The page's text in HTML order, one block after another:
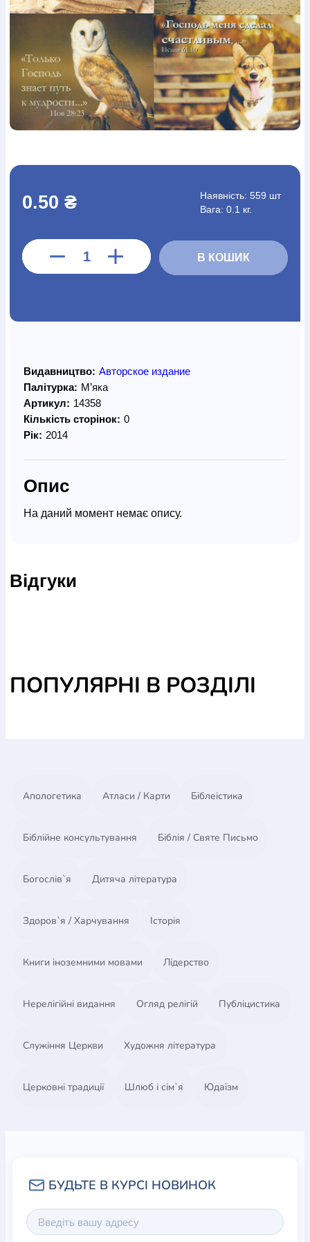
Богослов`яШлюб і сім`яЮдаїзм
Супутні товари
Аудіо Ручки кульковіВідеоГалантерея
Закладки для книгФутболкиБрелокиСумкиБіжутерія
Блокноти Щоденники / щотижневикиВироби з дерева
Вироби з кераміки і глини
Вироби з сріблаКартини
Навчальні мапиШкіряні виробиМагнітиМеталеві
вироби Міні-лампиНаклейкиНастільні ігриПакети
подарунковіПлакатиПластмасові виробиХустки
Календарі
Годинники
Пазли
(097) 880-6379
Ми у Facebook
0.50 ₴ Наявність: 559 шт
Вага: 0.1 кг.
В КОШИК
Видавництво: Авторское издание
Палітурка: М’яка
Артикул: 14358
Кількість сторінок: 0
Рік: 2014
Опис
На даний момент немає опису.
Відгуки
ПОПУЛЯРНІ В РОЗДІЛІ
Апологетика Атласи / Карти Біблеістика
Біблійне консультування Біблія / Святе Письмо
Богослів`я Дитяча література
Здоров`я / Харчування Історія
Книги іноземними мовами Лідерство
Нерелігійні видання Огляд релігій Публіцистика
Служіння Церкви Художня література
Церковні традиції Шлюб і сім`я Юдаїзм